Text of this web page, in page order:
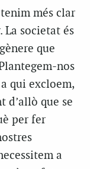
més clar
La societat és
que
nos
qui excloem,
d’allò que se
per fer
a